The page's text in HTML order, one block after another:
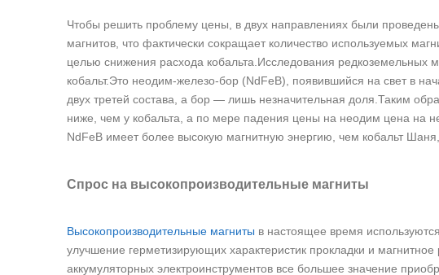
Чтобы решить проблему цены, в двух направлениях были
магнитов, что фактически сокращает количество используемых
целью снижения расхода кобальта.Исследования редкоземельных
кобальт.Это неодим-железо-бор (NdFeB), появившийся на свет в
двух третей состава, а бор — лишь незначительная доля.Таким
ниже, чем у кобальта, а по мере падения цены на неодим цена на
NdFeB имеет более высокую магнитную энергию, чем кобальт
Спрос на высокопроизводительные магниты
Высокопроизводительные магниты в настоящее время
улучшение герметизирующих характеристик прокладки и
аккумуляторных электроинструментов все большее значение